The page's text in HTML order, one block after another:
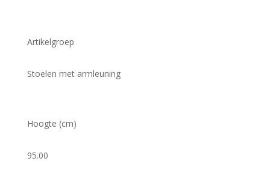
Artikelgroep
Stoelen met armleuning
Hoogte (cm)
95.00